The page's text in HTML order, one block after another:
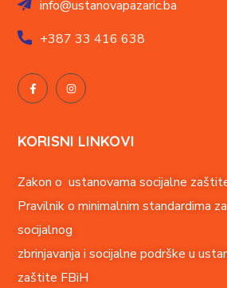
info@ustanovapazaric.ba
+38733 416 638
KORISNI LINKOVI
Zakon o ustanovama socijalne
Pravilnik o minimalnim standardima
socijalnog
zbrinjavanja i socijalne podrške u
zaštite FBiH